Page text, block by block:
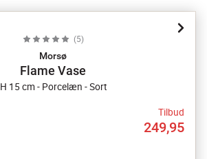
(5)
Morsø
Flame Vase
H 15 cm - Porcelæn - Sort
Tilbud
249,95